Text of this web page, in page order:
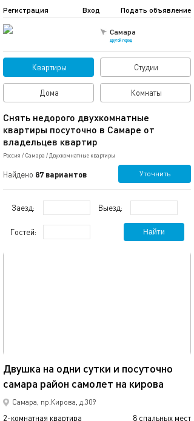
Самара
другой город
Подать объявление
Регистрация Вход
Квартиры Студии
Дома Комнаты
Снять недорого двухкомнатные
квартиры посуточно в Самаре от
владельцев квартир
Россия / Самара / Двухкомнатные квартиры
Найдено 87 вариантов Уточнить
Заезд: Выезд:
Гостей: Найти
Двушка на одни сутки и посуточно
самара район самолет на кирова
Самара, пр.Кирова, д.309
2-комнатная квартира 8 спальных мест